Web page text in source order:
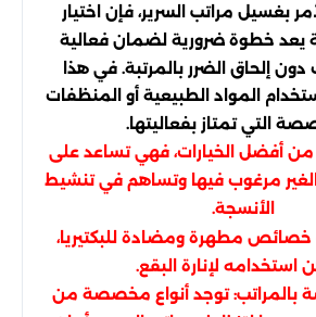
بغسيل مراتب السرير، فإن اختيار
يعد خطوة ضرورية لضمان فعالية
إلحاق الضرر بالمرتبة. في هذا
المواد الطبيعية أو المنظفات
التي تمتاز بفعاليتها.
من أفضل الخيارات، فهي تساعد على
مرغوب فيها وتساهم في تنشيط
الأنسجة.
خصائص مطهرة ومضادة للبكتيريا،
استخدامه لإنارة البقع.
بالمراتب: توجد أنواع مخصصة من